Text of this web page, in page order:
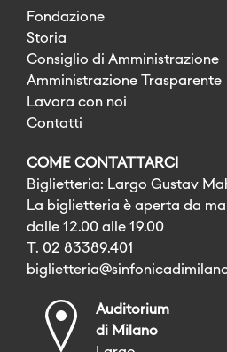
Fondazione
Storia
Consiglio di Amministrazione
Amministrazione Trasparente
Lavora con noi
Contatti
COME CONTATTARCI
Biglietteria: Largo Gustav
La biglietteria è aperta da
dalle 12.00 alle 19.00
T. 02 83389.401
Auditorium
di Milano